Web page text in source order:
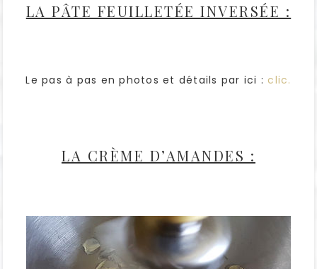
LA PÂTE FEUILLETÉE INVERSÉE :
Le pas à pas en photos et détails par ici : clic.
LA CRÈME D’AMANDES :